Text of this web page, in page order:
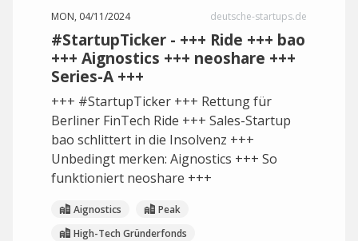
MON, 04/11/2024 deutsche-startups.de
#StartupTicker - +++ Ride +++ bao
+++ Aignostics +++ neoshare +++
Series-A +++
+++ #StartupTicker +++ Rettung für
Berliner FinTech Ride +++ Sales-Startup
bao schlittert in die Insolvenz +++
Unbedingt merken: Aignostics +++ So
funktioniert neoshare +++
Aignostics
Peak
High-Tech Gründerfonds